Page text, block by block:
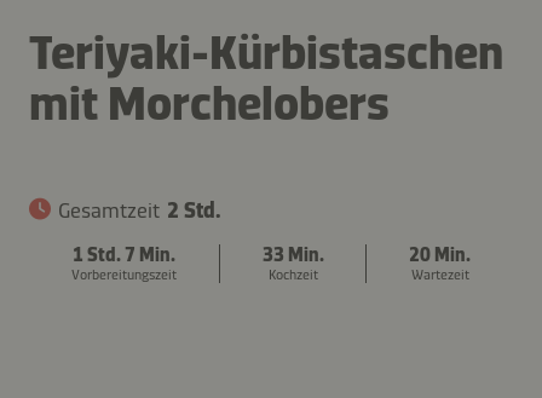
Teriyaki-Kürbistaschen
mit Morchelobers
Gesamtzeit 2 Std.
1 Std. 7 Min.
Vorbereitungszeit
33 Min.
Kochzeit
20 Min.
Wartezeit